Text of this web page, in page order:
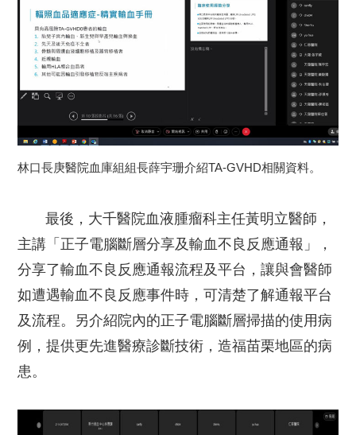
林口長庚醫院血庫組組長薛宇珊介紹TA-GVHD相關資料。
最後，大千醫院血液腫瘤科主任黃明立醫師，
主講「正子電腦斷層分享及輸血不良反應通報」，
分享了輸血不良反應通報流程及平台，讓與會醫師
如遭遇輸血不良反應事件時，可清楚了解通報平台
及流程。另介紹院內的正子電腦斷層掃描的使用病
例，提供更先進醫療診斷技術，造福苗栗地區的病
患。